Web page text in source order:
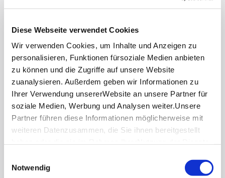
Diese Webseite verwendet Cookies
Wir verwenden Cookies, um Inhalte und Anzeigen zu
personalisieren, Funktionen fürsoziale Medien anbieten
zu können und die Zugriffe auf unsere Website
zuanalysieren. Außerdem geben wir Informationen zu
Ihrer Verwendung unsererWebsite an unsere Partner für
soziale Medien, Werbung und Analysen weiter.Unsere
Partner führen diese Informationen möglicherweise mit
weiteren Datenzusammen, die Sie ihnen bereitgestellt
Impressum
Notwendig
Lassen Sie sich inspirieren!
Mit unserem Newsletter bleiben Sie zu Events,
Highlights und aktuellen Angeboten in
Stuttgart und Region immer up-to-date.
Abonnieren
Über uns
Stellenangebote